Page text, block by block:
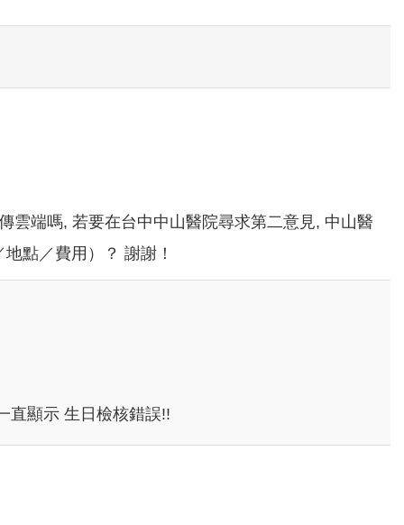
雲端嗎, 若要在台中中山醫院尋求第二意見, 中山醫
點／費用）？ 謝謝！
直顯示 生日檢核錯誤!!